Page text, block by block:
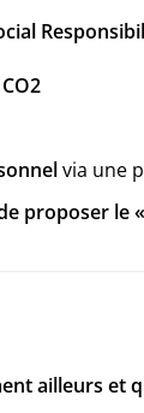
via une
proposer le
ailleurs et